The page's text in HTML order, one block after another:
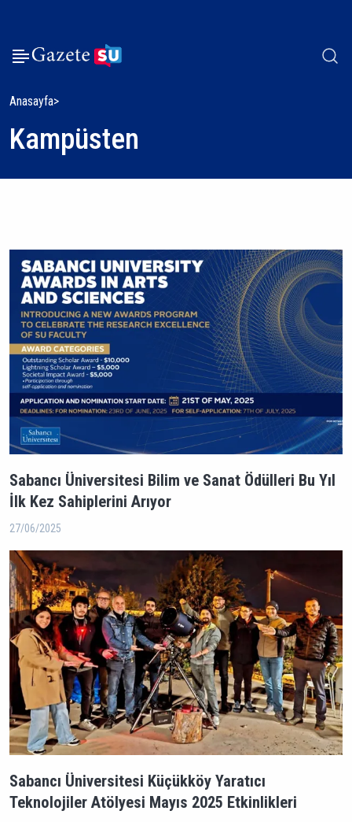
Anasayfa
Kampüsten
Sabancı Üniversitesi Bilim ve Sanat Ödülleri Bu Yıl
İlk Kez Sahiplerini Arıyor
27/06/2025
Sabancı Üniversitesi Küçükköy Yaratıcı
Teknolojiler Atölyesi Mayıs 2025 Etkinlikleri